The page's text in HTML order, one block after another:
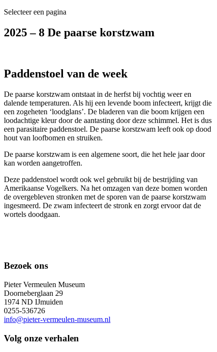
Selecteer een pagina
2025 – 8 De paarse korstzwam
Paddenstoel van de week
De paarse korstzwam ontstaat in de herfst bij vochtig weer en
dalende temperaturen. Als hij een levende boom infecteert, krijgt die
een zogeheten ‘loodglans’. De bladeren van die boom krijgen een
loodachtige kleur door de aantasting door deze schimmel. Het is dus
een parasitaire paddenstoel. De paarse korstzwam leeft ook op dood
hout van loofbomen en struiken.
De paarse korstzwam is een algemene soort, die het hele jaar door
kan worden aangetroffen.
Deze paddenstoel wordt ook wel gebruikt bij de bestrijding van
Amerikaanse Vogelkers. Na het omzagen van deze bomen worden
de overgebleven stronken met de sporen van de paarse korstzwam
ingesmeerd. De zwam infecteert de stronk en zorgt ervoor dat de
wortels doodgaan.
Bezoek ons
Pieter Vermeulen Museum
Doorneberglaan 29
1974 ND IJmuiden
0255-536726
info@pieter-vermeulen-museum.nl
Volg onze verhalen